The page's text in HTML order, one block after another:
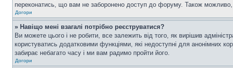
переконатись, що вам не заборонено доступ до форуму. Також можливо,
Догори
» Навіщо мені взагалі потрібно реєструватися?
Ви можете цього і не робити, все залежить від того, як вирішив
користуватись додатковими функціями, які недоступні для анонімних
забирає небагато часу і ми вам радимо пройти його.
Догори